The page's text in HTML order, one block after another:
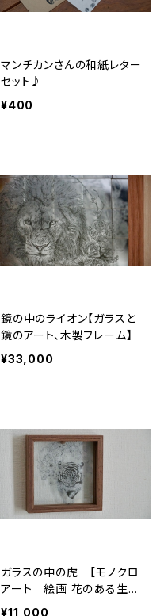
マンチカンさんの和紙レター
セット♪
¥400
鏡の中のライオン【ガラスと
鏡のアート、木製フレーム】
¥33,000
ガラスの中の虎 【モノクロ
アート 絵画 花のある生
活】
¥11,000